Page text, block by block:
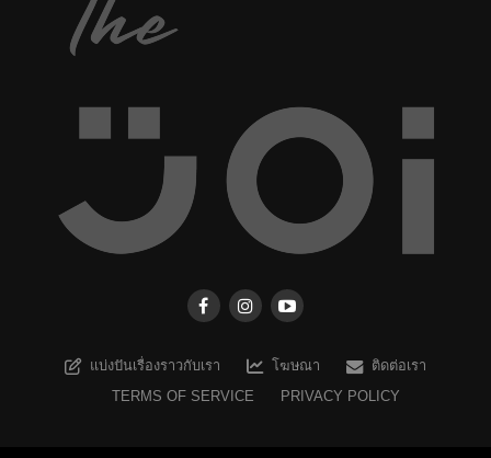
แบ่งปันเรื่องราวกับเรา โฆษณา
ติดต่อเรา
TERMS OF SERVICE
PRIVACY POLICY